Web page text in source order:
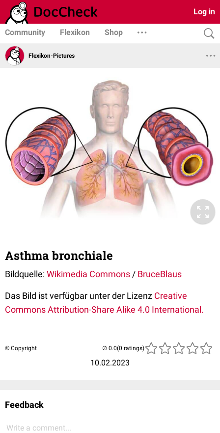
Log in
Community Flexikon Shop
Flexikon-Pictures
Asthma bronchiale
Bildquelle:Wikimedia Commons / BruceBlaus
Das Bild ist verfügbar unter der Lizenz Creative
CommonsAttribution-Share Alike 4.0 International.
© Copyright
10.02.2023
(0 ratings)
Feedback
Write a comment...